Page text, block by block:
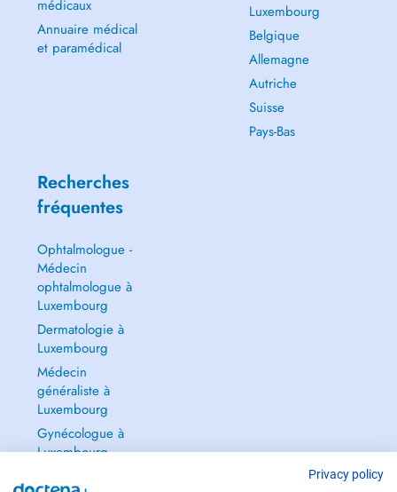
médicaux
Annuaire médical
et paramédical
Luxembourg
Belgique
Allemagne
Autriche
Suisse
Pays-Bas
Recherches
fréquentes
Ophtalmologue -
Médecin
ophtalmologue à
Luxembourg
Dermatologie à
Luxembourg
Médecin
généraliste à
Luxembourg
Gynécologue à
Luxembourg
Privacy policy